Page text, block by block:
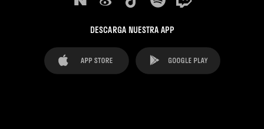
DESCARGA NUESTRA APP